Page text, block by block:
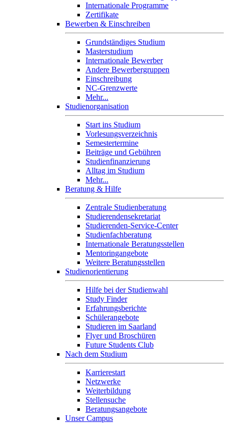
Internationale Programme
Zertifikate
Bewerben & Einschreiben
Grundständiges Studium
Masterstudium
Internationale Bewerber
Andere Bewerbergruppen
Einschreibung
NC-Grenzwerte
Mehr...
Studienorganisation
Start ins Studium
Vorlesungsverzeichnis
Semestertermine
Beiträge und Gebühren
Studienfinanzierung
Alltag im Studium
Mehr...
Beratung & Hilfe
Zentrale Studienberatung
Studierendensekretariat
Studierenden-Service-Center
Studienfachberatung
Internationale Beratungsstellen
Mentoringangebote
Weitere Beratungsstellen
Studienorientierung
Hilfe bei der Studienwahl
Study Finder
Erfahrungsberichte
Schülerangebote
Studieren im Saarland
Flyer und Broschüren
Future Students Club
Nach dem Studium
Karrierestart
Netzwerke
Weiterbildung
Stellensuche
Beratungsangebote
Unser Campus